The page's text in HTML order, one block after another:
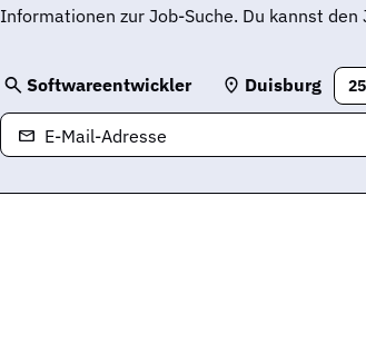
Informationen zur Job-Suche. Du kannst
Softwareentwickler Duisburg 25
E-Mail-Adresse